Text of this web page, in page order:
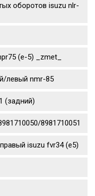
оборотов isuzu nlr-
(е-5) _zmet_
левый nmr-85
(задний)
8981710051
isuzu fvr34 (e5)